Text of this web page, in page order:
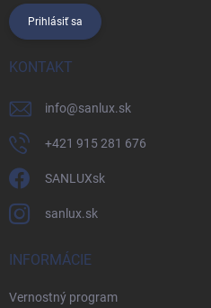
Prihlásiť sa
KONTAKT
info@sanlux.sk
+421 915 281 676
SANLUXsk
sanlux.sk
INFORMÁCIE
Vernostný program